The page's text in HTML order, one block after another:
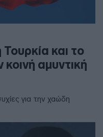
και το
αμυντική
για την χαώδη